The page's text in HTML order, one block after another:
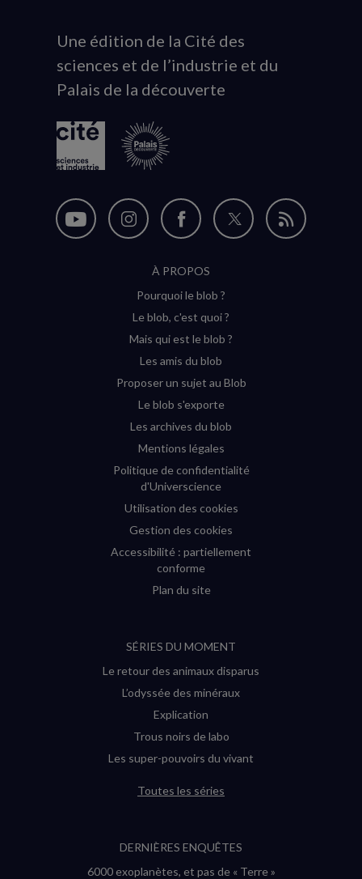
Animation
du
logo
Une édition de la Cité des
sciences et de l’industrie et du
Palais de la découverte
Nous
Nous
Instagram
(nouvelle
Nous
sur
Facebook
(nouvelle
Nous
Flux
À PROPOS
Pourquoi le blob ?
Le blob, c'est quoi ?
Mais qui est le blob ?
Les amis du blob
Proposer un sujet au Blob
Le blob s'exporte
Les archives du blob
Mentions légales
Politique de confidentialité
d'Universcience
Utilisation des cookies
Gestion des cookies
Accessibilité : partiellement
conforme
Plan du site
SÉRIES DU MOMENT
Le retour des animaux disparus
L’odyssée des minéraux
Explication
Trous noirs de labo
Les super-pouvoirs du vivant
Toutes les séries
DERNIÈRES ENQUÊTES
6000 exoplanètes, et pas de « Terre »